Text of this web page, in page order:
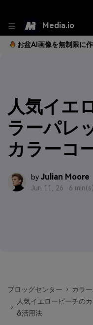
Media.io
お盆AI画像を無制限に
人気イエ
ラーパレ
カラーコ
by Julian Moore
Jun 11, 26 · 6 min(s)
ブロッグセンター
カラ
人気イエローピーチの
&活用法